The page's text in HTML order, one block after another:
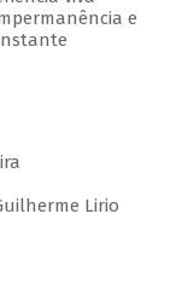
e
Lirio